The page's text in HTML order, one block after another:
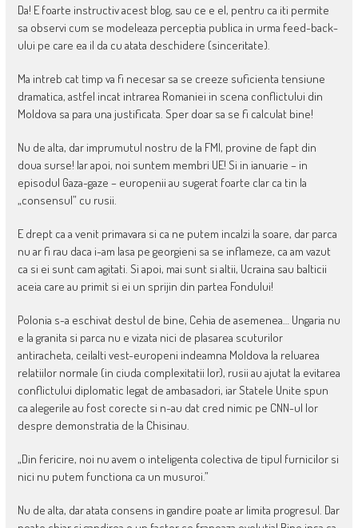
Da! E foarte instructiv acest blog, sau ce e el, pentru ca iti permite
sa observi cum se modeleaza perceptia publica in urma feed-back-
ului pe care ea il da cu atata deschidere (sinceritate).
Ma intreb cat timp va fi necesar sa se creeze suficienta tensiune
dramatica, astfel incat intrarea Romaniei in scena conflictului din
Moldova sa para una justificata. Sper doar sa se fi calculat bine!
Nu de alta, dar imprumutul nostru de la FMI, provine de fapt din
doua surse! Iar apoi, noi suntem membri UE! Si in ianuarie – in
episodul Gaza-gaze – europenii au sugerat foarte clar ca tin la
„consensul” cu rusii.
E drept ca a venit primavara si ca ne putem incalzi la soare, dar parca
nu ar fi rau daca i-am lasa pe georgieni sa se inflameze, ca am vazut
ca si ei sunt cam agitati. Si apoi, mai sunt si altii, Ucraina sau balticii
aceia care au primit si ei un sprijin din partea Fondului!
Polonia s-a eschivat destul de bine, Cehia de asemenea… Ungaria nu
e la granita si parca nu e vizata nici de plasarea scuturilor
antiracheta, ceilalti vest-europeni indeamna Moldova la reluarea
relatiilor normale (in ciuda complexitatii lor), rusii au ajutat la evitarea
conflictului diplomatic legat de ambasadori, iar Statele Unite spun
ca alegerile au fost corecte si n-au dat cred nimic pe CNN-ul lor
despre demonstratia de la Chisinau.
„Din fericire, noi nu avem o inteligenta colectiva de tipul furnicilor si
nici nu putem functiona ca un musuroi.”
Nu de alta, dar atata consens in gandire poate ar limita progresul. Dar